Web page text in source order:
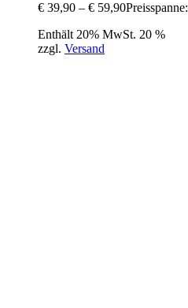
€ 39,90 – € 59,90
Enthält 20% MwSt. 20 %
zzgl. Versand